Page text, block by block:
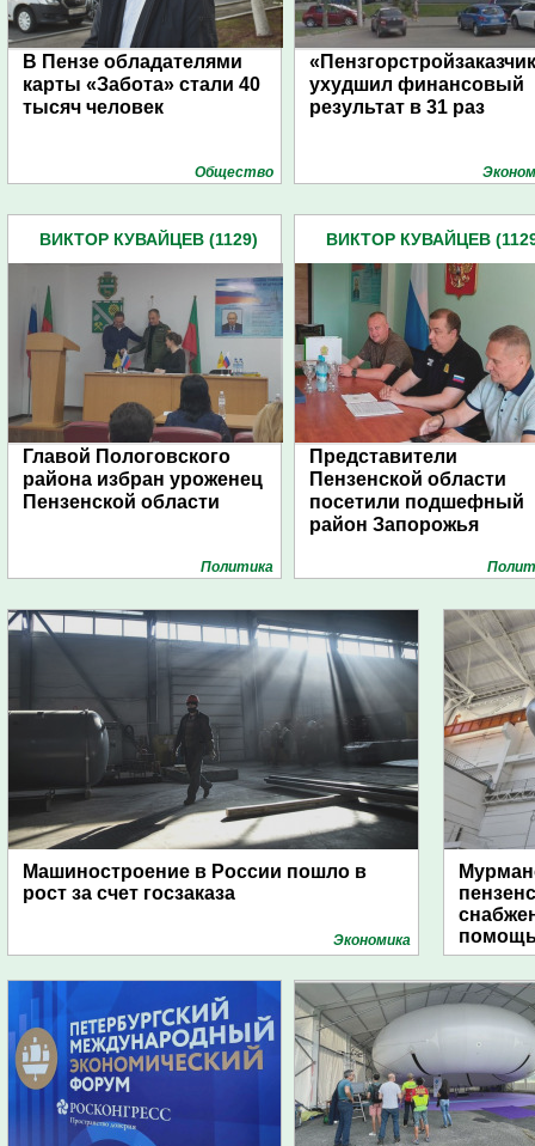
В Пензе обладателями
карты «Забота» стали 40
тысяч человек
Общество
ухудшил финансовый
результат в 31 раз
ВИКТОР КУВАЙЦЕВ (1129)
Главой Пологовского
района избран уроженец
Пензенской области
Политика
ВИКТОР КУВАЙЦЕВ
Представители
Пензенской области
посетили подшефный
район Запорожья
Машиностроение в России пошло в
рост за счет госзаказа
Экономика